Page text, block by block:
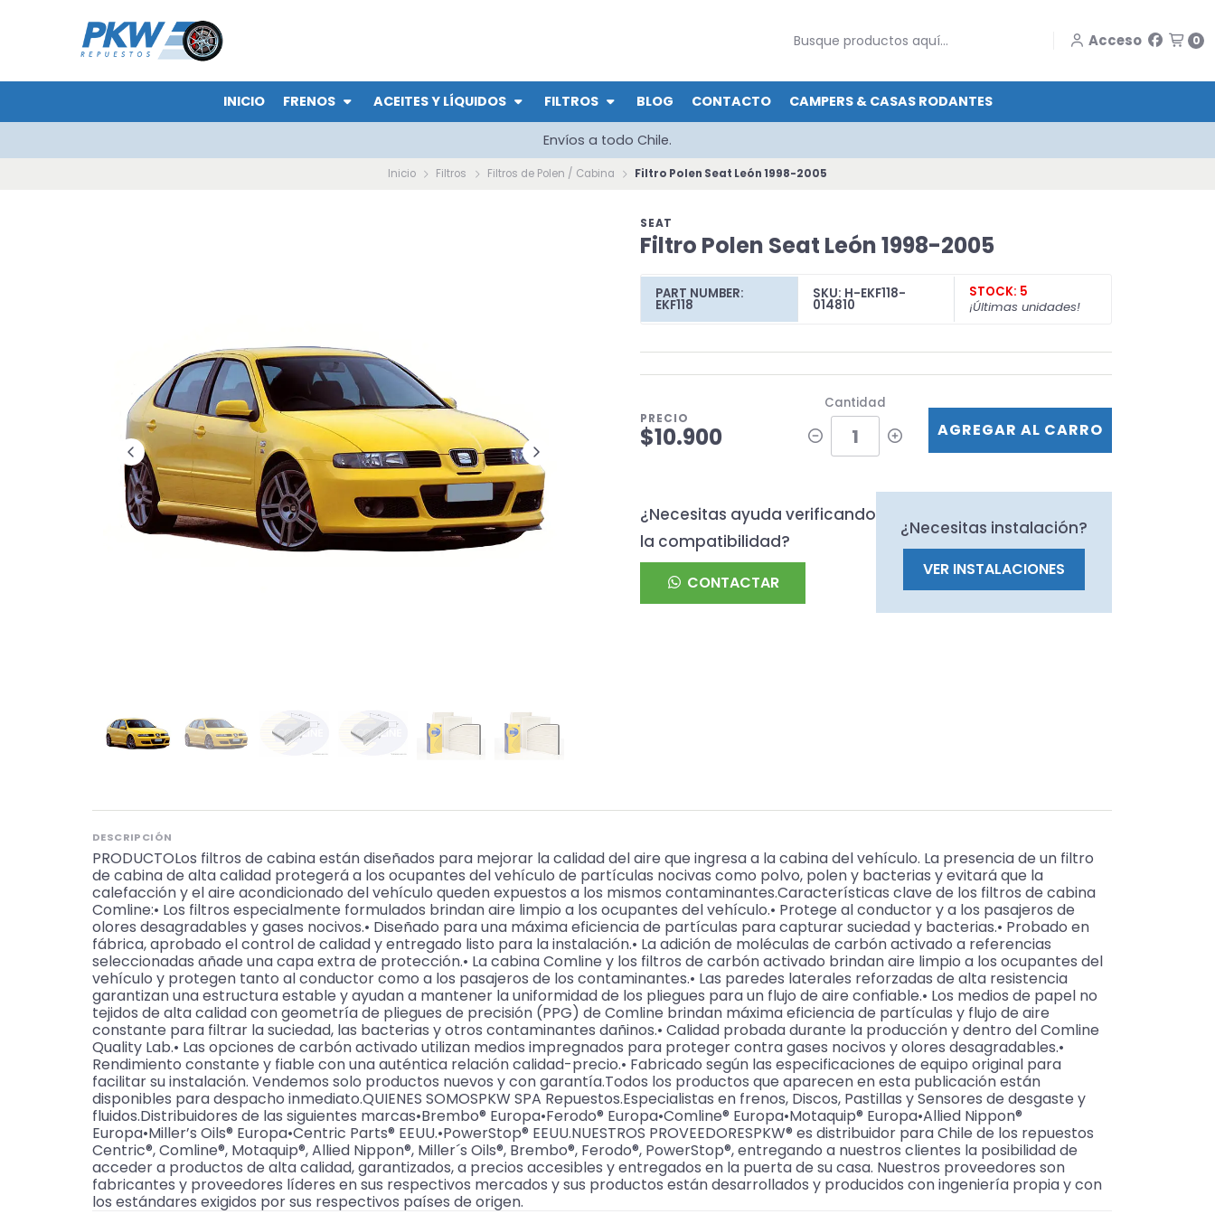
Acceso 0
INICIO FRENOS ACEITES Y LÍQUIDOS FILTROS BLOG CONTACTO CAMPERS & CASAS RODANTES
Envíos a todo Chile.
Inicio Filtros Filtros de Polen / Cabina Filtro Polen Seat León 1998-2005
SEAT
Filtro Polen Seat León 1998-2005
PART NUMBER:
EKF118
SKU: H-EKF118-
014810
STOCK: 5
¡Últimas unidades!
PRECIO
$10.900
Cantidad
AGREGAR AL CARRO
¿Necesitas ayuda verificando
la compatibilidad?
CONTACTAR
¿Necesitas instalación?
VER INSTALACIONES
DESCRIPCIÓN
PRODUCTOLos filtros de cabina están diseñados para mejorar la calidad del aire que ingresa a la cabina del vehículo. La presencia de un filtro
de cabina de alta calidad protegerá a los ocupantes del vehículo de partículas nocivas como polvo, polen y bacterias y evitará que la
calefacción y el aire acondicionado del vehículo queden expuestos a los mismos contaminantes.Características clave de los filtros de cabina
Comline:• Los filtros especialmente formulados brindan aire limpio a los ocupantes del vehículo.• Protege al conductor y a los pasajeros de
olores desagradables y gases nocivos.• Diseñado para una máxima eficiencia de partículas para capturar suciedad y bacterias.• Probado en
fábrica, aprobado el control de calidad y entregado listo para la instalación.• La adición de moléculas de carbón activado a referencias
seleccionadas añade una capa extra de protección.• La cabina Comline y los filtros de carbón activado brindan aire limpio a los ocupantes del
vehículo y protegen tanto al conductor como a los pasajeros de los contaminantes.• Las paredes laterales reforzadas de alta resistencia
garantizan una estructura estable y ayudan a mantener la uniformidad de los pliegues para un flujo de aire confiable.• Los medios de papel no
tejidos de alta calidad con geometría de pliegues de precisión (PPG) de Comline brindan máxima eficiencia de partículas y flujo de aire
constante para filtrar la suciedad, las bacterias y otros contaminantes dañinos.• Calidad probada durante la producción y dentro del Comline
Quality Lab.• Las opciones de carbón activado utilizan medios impregnados para proteger contra gases nocivos y olores desagradables.•
Rendimiento constante y fiable con una auténtica relación calidad-precio.• Fabricado según las especificaciones de equipo original para
facilitar su instalación. Vendemos solo productos nuevos y con garantía.Todos los productos que aparecen en esta publicación están
disponibles para despacho inmediato.QUIENES SOMOSPKW SPA Repuestos.Especialistas en frenos, Discos, Pastillas y Sensores de desgaste y
fluidos.Distribuidores de las siguientes marcas•Brembo® Europa•Ferodo® Europa•Comline® Europa•Motaquip® Europa•Allied Nippon®
Europa•Miller’s Oils® Europa•Centric Parts® EEUU.•PowerStop® EEUU.NUESTROS PROVEEDORESPKW® es distribuidor para Chile de los repuestos
Centric®, Comline®, Motaquip®, Allied Nippon®, Miller´s Oils®, Brembo®, Ferodo®, PowerStop®, entregando a nuestros clientes la posibilidad de
acceder a productos de alta calidad, garantizados, a precios accesibles y entregados en la puerta de su casa. Nuestros proveedores son
fabricantes y proveedores líderes en sus respectivos mercados y sus productos están desarrollados y producidos con ingeniería propia y con
los estándares exigidos por sus respectivos países de origen.